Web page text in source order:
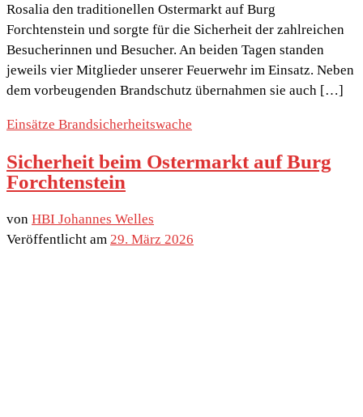
Rosalia den traditionellen Ostermarkt auf Burg
Forchtenstein und sorgte für die Sicherheit der zahlreichen
Besucherinnen und Besucher. An beiden Tagen standen
jeweils vier Mitglieder unserer Feuerwehr im Einsatz. Neben
dem vorbeugenden Brandschutz übernahmen sie auch […]
Einsätze Brandsicherheitswache
Sicherheit beim Ostermarkt auf Burg
Forchtenstein
von HBI Johannes Welles
Veröffentlicht am 29. März 2026